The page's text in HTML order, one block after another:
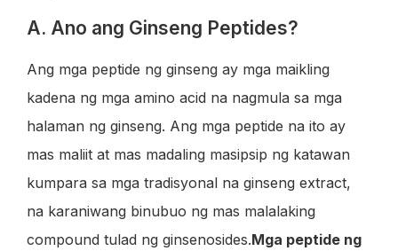
A. Ano ang Ginseng Peptides?
Ang mga peptide ng ginseng ay mga maikling
kadena ng mga amino acid na nagmula sa mga
halaman ng ginseng. Ang mga peptide na ito ay
mas maliit at mas madaling masipsip ng katawan
kumpara sa mga tradisyonal na ginseng extract,
na karaniwang binubuo ng mas malalaking
compound tulad ng ginsenosides.Mga peptide ng